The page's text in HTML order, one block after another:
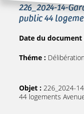
226_2024-14-
public 44
Date du document
Théme :
Objet : 226_2024-
44 logements